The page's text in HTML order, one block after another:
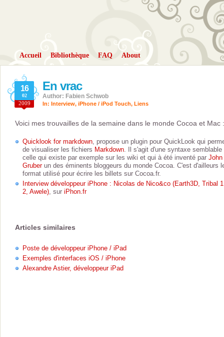
Accueil Bibliothèque FAQ About
En vrac
16
02
2009
Author: Fabien Schwob
In: Interview, iPhone / iPod Touch, Liens
Voici mes trouvailles de la semaine dans le monde Cocoa et Mac :
Quicklook for markdown, propose un plugin pour QuickLook qui
de visualiser les fichiers Markdown. Il s'agit d'une syntaxe semblable
celle qui existe par exemple sur les wiki et qui à été inventé par John
Gruberun des éminents bloggeurs du monde Cocoa. C'est d'ailleurs
format utilisé pour écrire les billets sur Cocoa.fr.
Interview développeur iPhone : Nicolas de Nico&co (Earth3D, Tribal
2, Awele), sur iPhon.fr
Articles similaires
Poste de développeur iPhone / iPad
Exemples d'interfaces iOS / iPhone
Alexandre Astier, développeur iPad